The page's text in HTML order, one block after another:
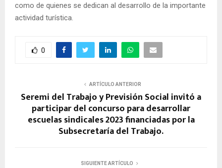
como de quienes se dedican al desarrollo de la importante
actividad turística.
0
ARTÍCULO ANTERIOR
Seremi del Trabajo y Previsión Social invitó a
participar del concurso para desarrollar
escuelas sindicales 2023 financiadas por la
Subsecretaría del Trabajo.
SIGUIENTE ARTÍCULO